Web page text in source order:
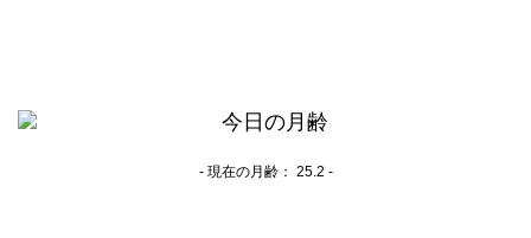
- 現在の月齢： 25.2 -